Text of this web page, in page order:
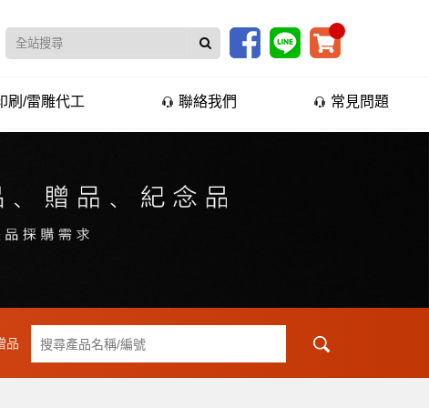
刷/雷雕代工 聯絡我們 常見問題
品